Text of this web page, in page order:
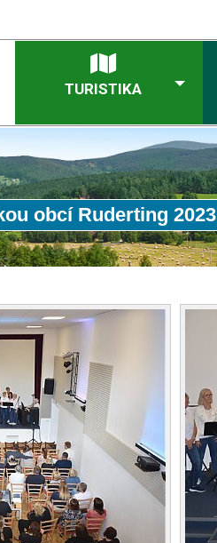
TURISTIKA
obcí Ruderting 2023